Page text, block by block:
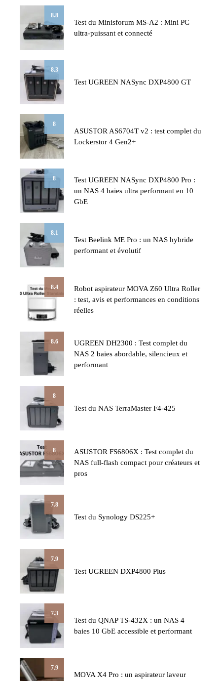
8.8
Test du Minisforum MS-A2 : Mini PC
ultra-puissant et connecté
8.3
Test UGREEN NASync DXP4800 GT
8
ASUSTOR AS6704T v2 : test complet du
Lockerstor 4 Gen2+
8
Test UGREEN NASync DXP4800 Pro :
un NAS 4 baies ultra performant en 10
GbE
8.1
Test Beelink ME Pro : un NAS hybride
performant et évolutif
8.4
Robot aspirateur MOVA Z60 Ultra Roller
: test, avis et performances en conditions
réelles
8.6
UGREEN DH2300 : Test complet du
NAS 2 baies abordable, silencieux et
performant
8
Test du NAS TerraMaster F4-425
8
ASUSTOR FS6806X : Test complet du
NAS full-flash compact pour créateurs et
pros
7.8
Test du Synology DS225+
7.9
Test UGREEN DXP4800 Plus
7.3
Test du QNAP TS-432X : un NAS 4
baies 10 GbE accessible et performant
7.9
MOVA X4 Pro : un aspirateur laveur